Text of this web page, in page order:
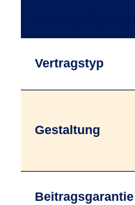
Vertragstyp
Gestaltung
Beitrags­garantie